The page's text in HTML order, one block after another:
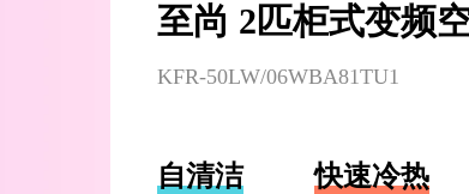
至尚 2匹柜式变频
KFR-50LW/06WBA81TU1
自清洁 快速冷热